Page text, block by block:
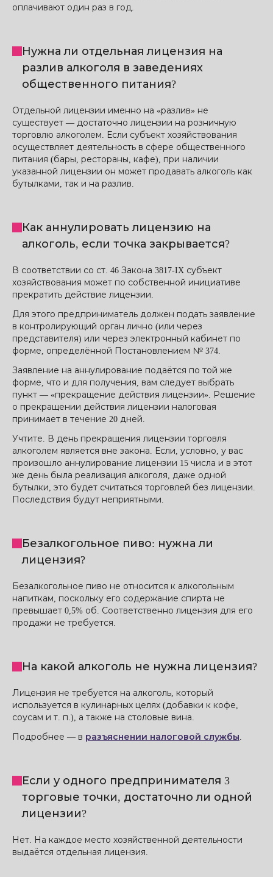
оплачивают один раз в год.
Нужна ли отдельная лицензия на
разлив алкоголя в заведениях
общественного питания?
Отдельной лицензии именно на «разлив» не
существует — достаточно лицензии на розничную
торговлю алкоголем. Если субъект хозяйствования
осуществляет деятельность в сфере общественного
питания (бары, рестораны, кафе), при наличии
указанной лицензии он может продавать алкоголь как
бутылками, так и на разлив.
Как аннулировать лицензию на
алкоголь, если точка закрывается?
В соответствии со ст. 46 Закона 3817-IX субъект
хозяйствования может по собственной инициативе
прекратить действие лицензии.
Для этого предприниматель должен подать заявление
в контролирующий орган лично (или через
представителя) или через электронный кабинет по
форме, определённой Постановлением № 374.
Заявление на аннулирование подаётся по той же
форме, что и для получения, вам следует выбрать
пункт — «прекращение действия лицензии». Решение
о прекращении действия лицензии налоговая
принимает в течение 20 дней.
Учтите. В день прекращения лицензии торговля
алкоголем является вне закона. Если, условно, у вас
произошло аннулирование лицензии 15 числа и в этот
же день была реализация алкоголя, даже одной
бутылки, это будет считаться торговлей без лицензии.
Последствия будут неприятными.
Безалкогольное пиво: нужна ли
лицензия?
Безалкогольное пиво не относится к алкогольным
напиткам, поскольку его содержание спирта не
превышает 0,5% об. Соответственно лицензия для его
продажи не требуется.
На какой алкоголь не нужна лицензия?
Лицензия не требуется на алкоголь, который
используется в кулинарных целях (добавки к кофе,
соусам и т. п.), а также на столовые вина.
Подробнее — в разъяснении налоговой службы.
Если у одного предпринимателя 3
торговые точки, достаточно ли одной
лицензии?
Нет. На каждое место хозяйственной деятельности
выдаётся отдельная лицензия.